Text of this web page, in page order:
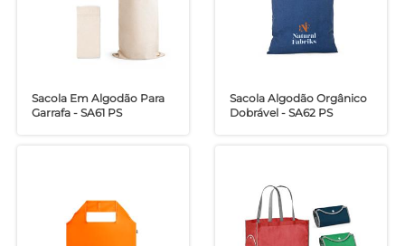
Sacola Em Algodão Para
Garrafa - SA61 PS
Sacola Algodão Orgânico
Dobrável - SA62 PS